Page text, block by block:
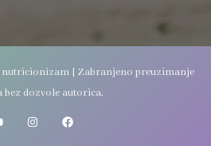
nutricionizam | Zabranjeno preuzimanje
bez dozvole autorica.